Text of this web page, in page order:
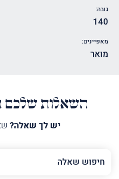
גובה:
140
מאפיינים:
מואר
השאלות שלכם
יש לך שאלה?
השם